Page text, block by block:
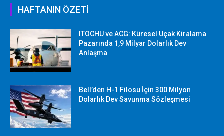
HAFTANIN ÖZETİ
ITOCHU ve ACG: Küresel Uçak Kiralama
Pazarında 1,9 Milyar Dolarlık Dev
Anlaşma
Bell’den H-1 Filosu İçin 300 Milyon
Dolarlık Dev Savunma Sözleşmesi